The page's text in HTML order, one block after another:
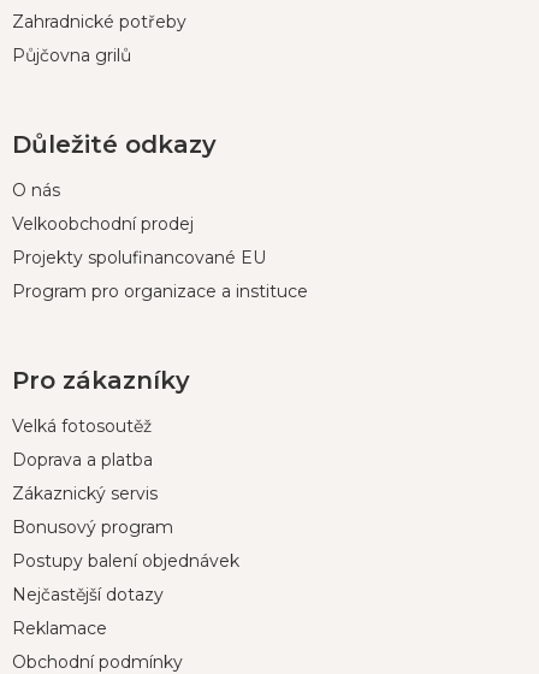
Zahradnické potřeby
Půjčovna grilů
Důležité odkazy
O nás
Velkoobchodní prodej
Projekty spolufinancované EU
Program pro organizace a instituce
Pro zákazníky
Velká fotosoutěž
Doprava a platba
Zákaznický servis
Bonusový program
Postupy balení objednávek
Nejčastější dotazy
Reklamace
Obchodní podmínky